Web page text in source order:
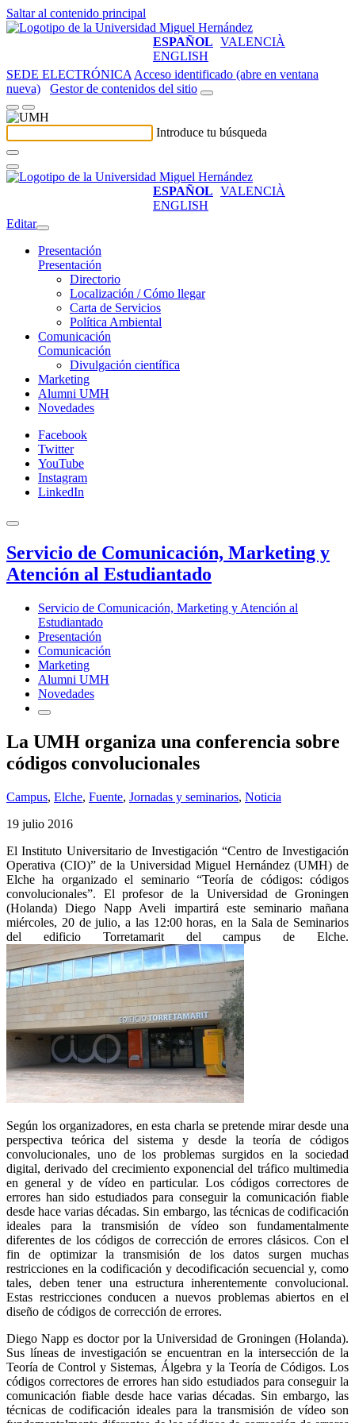
Saltar al contenido principal
ESPAÑOL VALENCIÀ
ENGLISH
SEDE ELECTRÓNICA Acceso identificado (abre en ventana
nueva)
Gestor de contenidos del sitio
Introduce tu búsqueda
ESPAÑOL VALENCIÀ
ENGLISH
Editar
Presentación
Presentación
Directorio
Localización / Cómo llegar
Carta de Servicios
Política Ambiental
Comunicación
Comunicación
Divulgación científica
Marketing
Alumni UMH
Novedades
Facebook
Twitter
YouTube
Instagram
LinkedIn
Servicio de Comunicación, Marketing y
Atención al Estudiantado
Servicio de Comunicación, Marketing y Atención al
Estudiantado
Presentación
Comunicación
Marketing
Alumni UMH
Novedades
La UMH organiza una conferencia sobre
códigos convolucionales
Campus, Elche, Fuente, Jornadas y seminarios, Noticia
19 julio 2016
El Instituto Universitario de Investigación “Centro de Investigación
Operativa (CIO)” de la Universidad Miguel Hernández (UMH) de
Elche ha organizado el seminario “Teoría de códigos: códigos
convolucionales”. El profesor de la Universidad de Groningen
(Holanda) Diego Napp Aveli impartirá este seminario mañana
miércoles, 20 de julio, a las 12:00 horas, en la Sala de Seminarios
del edificio Torretamarit del campus de Elche.
Según los organizadores, en esta charla se pretende mirar desde una
perspectiva teórica del sistema y desde la teoría de códigos
convolucionales, uno de los problemas surgidos en la sociedad
digital, derivado del crecimiento exponencial del tráfico multimedia
en general y de vídeo en particular. Los códigos correctores de
errores han sido estudiados para conseguir la comunicación fiable
desde hace varias décadas. Sin embargo, las técnicas de codificación
ideales para la transmisión de vídeo son fundamentalmente
diferentes de los códigos de corrección de errores clásicos. Con el
fin de optimizar la transmisión de los datos surgen muchas
restricciones en la codificación y decodificación secuencial y, como
tales, deben tener una estructura inherentemente convolucional.
Estas restricciones conducen a nuevos problemas abiertos en el
diseño de códigos de corrección de errores.
Diego Napp es doctor por la Universidad de Groningen (Holanda).
Sus líneas de investigación se encuentran en la intersección de la
Teoría de Control y Sistemas, Álgebra y la Teoría de Códigos. Los
códigos correctores de errores han sido estudiados para conseguir la
comunicación fiable desde hace varias décadas. Sin embargo, las
técnicas de codificación ideales para la transmisión de vídeo son